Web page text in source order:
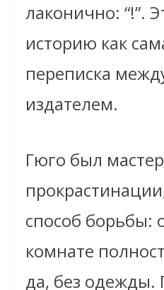
лаконично: “!”.
историю как
переписка
издателем.
Гюго был
способ борьбы:
комнате
да, без одежды.